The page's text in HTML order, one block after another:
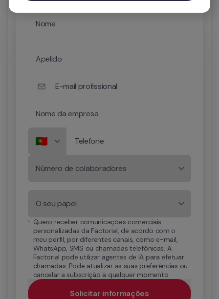
Nome
Apelido
E-mail profissional
Nome da empresa
Telefone
Número de colaboradores
O seu papel
Quero receber comunicações comerciais
personalizadas da Factorial, de acordo com o
meu perfil, por diferentes canais, como e-mail,
WhatsApp, SMS ou chamadas telefónicas. A
Factorial pode utilizar agentes de IA para efetuar
chamadas. Pode atualizar as suas preferências ou
cancelar a subscrição a qualquer momento.
Solicitar informações